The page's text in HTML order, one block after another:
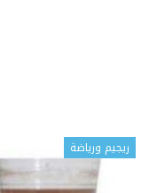
ريجيم ورياضة